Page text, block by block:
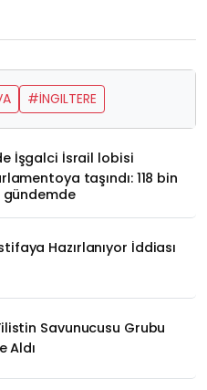
#İNGILTERE
İşgalci İsrail lobisi
taşındı: 118 bin
gündemde
Hazırlanıyor İddiası
Savunucusu Grubu
Aldı